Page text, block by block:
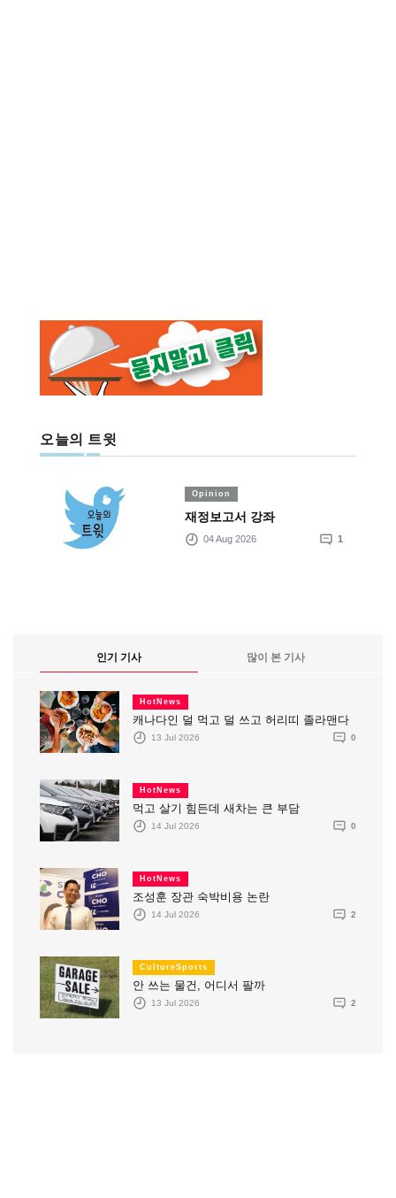
오늘의 트윗
Opinion
재정보고서 강좌
04 Aug 2026 1
인기 기사 많이 본 기사
HotNews
캐나다인 덜 먹고 덜 쓰고 허리띠 졸라맨다
13 Jul 2026 0
HotNews
먹고 살기 힘든데 새차는 큰 부담
14 Jul 2026 0
HotNews
조성훈 장관 숙박비용 논란
14 Jul 2026 2
CultureSports
안 쓰는 물건, 어디서 팔까
13 Jul 2026 2